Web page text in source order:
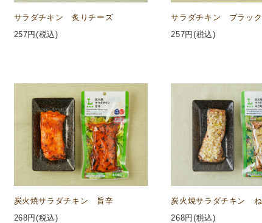
サラダチキン 炙りチーズ
257円(税込)
サラダチキン ブラック
257円(税込)
炭火焼サラダチキン 旨辛
268円(税込)
炭火焼サラダチキン
268円(税込)